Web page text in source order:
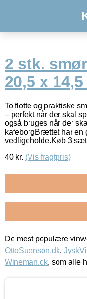
2 stk.
20,5 x
To flotte og praktiske
– perfekt når der skal
også bruges når der
kafeborgBrættet har en
vedligeholde.Køb 3
40 kr. (Vis fragtpris)
De mest populære
OttoSuenson.dk,
Wineman.dk, som alle